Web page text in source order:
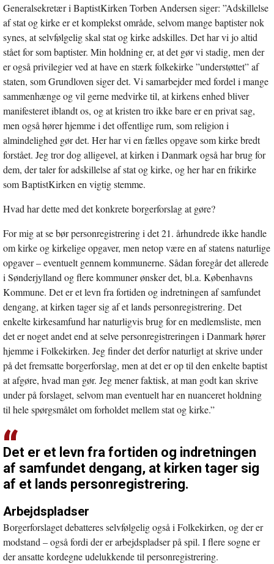
Generalsekretær i BaptistKirken Torben Andersen siger: ”Adskillelse
af stat og kirke er et komplekst område, selvom mange baptister nok
synes, at selvfølgelig skal stat og kirke adskilles. Det har vi jo altid
stået for som baptister. Min holdning er, at det gør vi stadig, men der
er også privilegier ved at have en stærk folkekirke ”understøttet” af
staten, som Grundloven siger det. Vi samarbejder med fordel i mange
sammenhænge og vil gerne medvirke til, at kirkens enhed bliver
manifesteret iblandt os, og at kristen tro ikke bare er en privat sag,
men også hører hjemme i det offentlige rum, som religion i
almindelighed gør det. Her har vi en fælles opgave som kirke bredt
forstået. Jeg tror dog alligevel, at kirken i Danmark også har brug for
dem, der taler for adskillelse af stat og kirke, og her har en frikirke
som BaptistKirken en vigtig stemme.
Hvad har dette med det konkrete borgerforslag at gøre?
For mig at se bør personregistrering i det 21. århundrede ikke handle
om kirke og kirkelige opgaver, men netop være en af statens naturlige
opgaver – eventuelt gennem kommunerne. Sådan foregår det allerede
i Sønderjylland og flere kommuner ønsker det, bl.a. Københavns
Kommune. Det er et levn fra fortiden og indretningen af samfundet
dengang, at kirken tager sig af et lands personregistrering. Det
enkelte kirkesamfund har naturligvis brug for en medlemsliste, men
det er noget andet end at selve personregistreringen i Danmark hører
hjemme i Folkekirken. Jeg finder det derfor naturligt at skrive under
på det fremsatte borgerforslag, men at det er op til den enkelte baptist
at afgøre, hvad man gør. Jeg mener faktisk, at man godt kan skrive
under på forslaget, selvom man eventuelt har en nuanceret holdning
til hele spørgsmålet om forholdet mellem stat og kirke.”
Det er et levn fra fortiden og indretningen
af samfundet dengang, at kirken tager sig
af et lands personregistrering.
Arbejdspladser
Borgerforslaget debatteres selvfølgelig også i Folkekirken, og der er
modstand – også fordi der er arbejdspladser på spil. I flere sogne er
der ansatte kordegne udelukkende til personregistrering.